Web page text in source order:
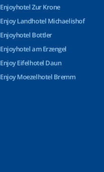
Enjoyhotel Zur Krone
Enjoy Landhotel Michaelishof
Enjoyhotel Bottler
Enjoyhotel am Erzengel
Enjoy Eifelhotel Daun
Enjoy Moezelhotel Bremm